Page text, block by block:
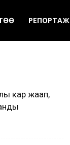
РЕПОРТАЖ
кар жаап,